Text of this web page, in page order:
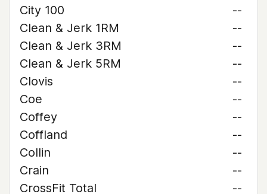
City 100
--
Clean & Jerk 1RM
--
Clean & Jerk 3RM
--
Clean & Jerk 5RM
--
Clovis
--
Coe
--
Coffey
--
Coffland
--
Collin
--
Crain
--
CrossFit Total
--